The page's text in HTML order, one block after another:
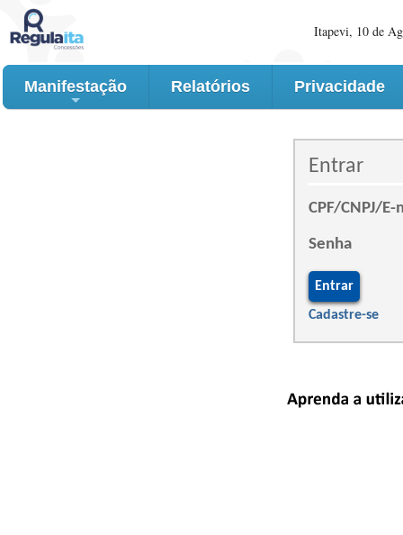
Itapevi, 10 de
Manifestação Relatórios Privacidade
Entrar
CPF/CNPJ/E-
Senha
Cadastre-se